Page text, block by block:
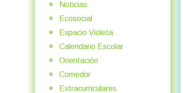
Noticias
Ecosocial
Espacio Violeta
Calendario Escolar
Orientación
Comedor
Extracurriculares